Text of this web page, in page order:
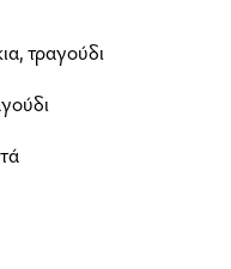
τραγούδι